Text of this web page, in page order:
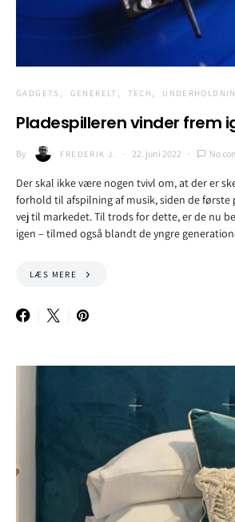
GADGETS GENERELT TECH
Pladespilleren vinder frem
By FREDERIK J. 22. juni 2022 No
Der skal ikke være nogen tvivl om, at der er
forhold til afspilning af musik, siden de første
vej til markedet. Til trods for dette, er de nu
igen – tilmed også blandt de yngre
LÆS MERE